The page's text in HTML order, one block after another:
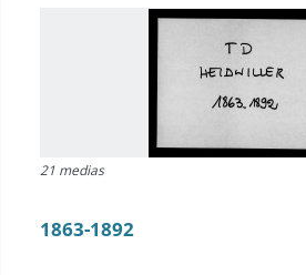
21 medias
1863-1892